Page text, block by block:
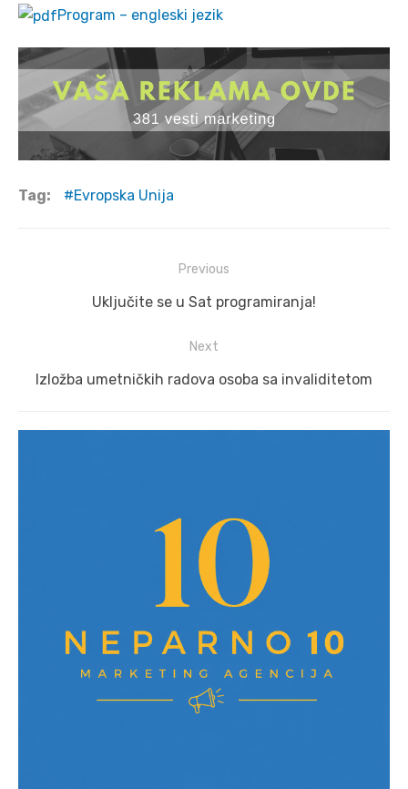
Program – engleski jezik
Tag: Evropska Unija
navigation
Previous
Previous
Uključite se u Sat programiranja!
Next
Next
Izložba umetničkih radova osoba sa invaliditetom